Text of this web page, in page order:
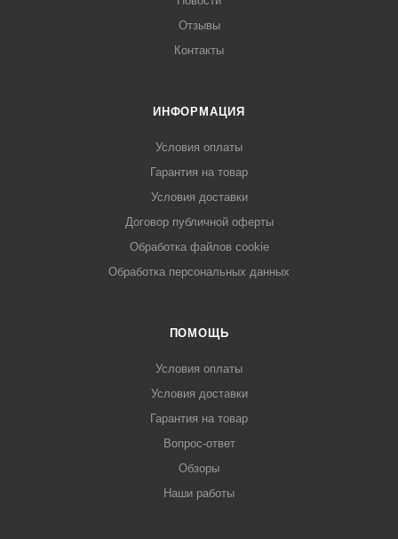
Отзывы
Контакты
ИНФОРМАЦИЯ
Условия оплаты
Гарантия на товар
Условия доставки
Договор публичной оферты
Обработка файлов cookie
Обработка персональных данных
ПОМОЩЬ
Условия оплаты
Условия доставки
Гарантия на товар
Вопрос-ответ
Обзоры
Наши работы